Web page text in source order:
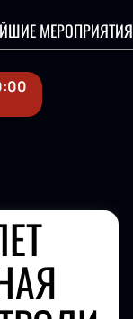
МЕРОПРИЯТИЯ